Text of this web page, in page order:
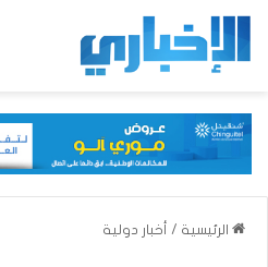
الرئيسية / أخبار دولية